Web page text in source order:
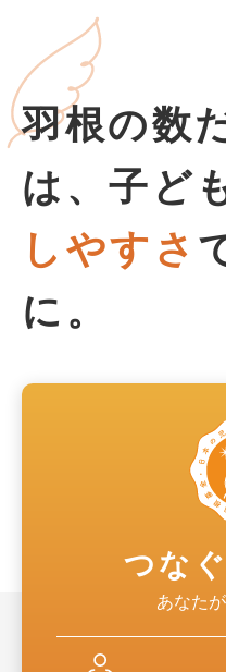
羽根の数
は、子ど
しやすさ
に。
つな
あなた